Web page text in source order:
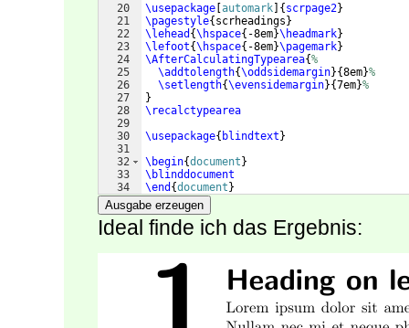
20
21
22
23
24
25
26
27
28
29
30
31
32
33
34
\usepackage automark { scrpage2}
\pagestyle{ scrheadings }
\lehead {\hspace{ -8em}\headmark}
\lefoot{\hspace{ -8em}\pagemark}
\AfterCalculatingTypearea{%
\addtolength{\oddsidemargin}{8em}%
\setlength{\evensidemargin}{7em}%
}
\recalctypearea
\usepackage{ blindtext }
\begin{document }
\blinddocument
\end {document }
Ausgabe erzeugen
Ideal finde ich das Ergebnis: